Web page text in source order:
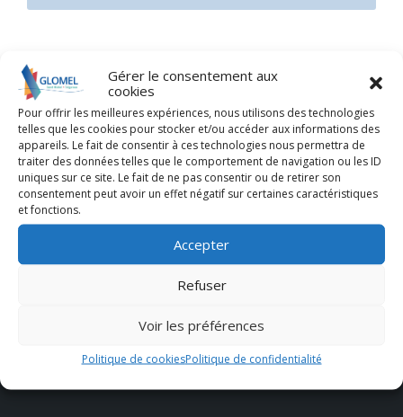
Gérer le consentement aux
cookies
Pour offrir les meilleures expériences, nous utilisons des technologies
telles que les cookies pour stocker et/ou accéder aux informations des
appareils. Le fait de consentir à ces technologies nous permettra de
traiter des données telles que le comportement de navigation ou les ID
uniques sur ce site. Le fait de ne pas consentir ou de retirer son
consentement peut avoir un effet négatif sur certaines caractéristiques
et fonctions.
Accepter
Refuser
Voir les préférences
Politique de cookiesPolitique de confidentialité